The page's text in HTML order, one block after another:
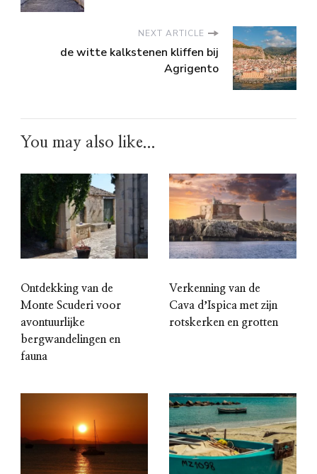
NEXT ARTICLE
de witte kalkstenen kliffen bij
Agrigento
You may also like...
Ontdekking van de
Monte Scuderi voor
avontuurlijke
bergwandelingen en
fauna
Verkenning van de
Cava dʼIspica met zijn
rotskerken en grotten